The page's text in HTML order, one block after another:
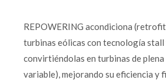
REPOWERING acondiciona
turbinas eólicas con tecnología
convirtiéndolas en turbinas de
variable), mejorando su eficiencia y